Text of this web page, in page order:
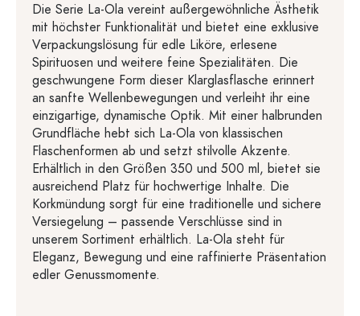
Die Serie La-Ola vereint außergewöhnliche Ästhetik
mit höchster Funktionalität und bietet eine exklusive
Verpackungslösung für edle Liköre, erlesene
Spirituosen und weitere feine Spezialitäten. Die
geschwungene Form dieser Klarglasflasche erinnert
an sanfte Wellenbewegungen und verleiht ihr eine
einzigartige, dynamische Optik. Mit einer halbrunden
Grundfläche hebt sich La-Ola von klassischen
Flaschenformen ab und setzt stilvolle Akzente.
Erhältlich in den Größen 350 und 500 ml, bietet sie
ausreichend Platz für hochwertige Inhalte. Die
Korkmündung sorgt für eine traditionelle und sichere
Versiegelung – passende Verschlüsse sind in
unserem Sortiment erhältlich. La-Ola steht für
Eleganz, Bewegung und eine raffinierte Präsentation
edler Genussmomente.